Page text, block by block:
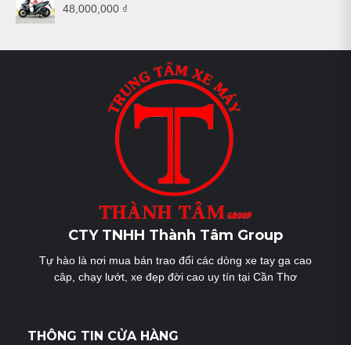
48,000,000 ₫
CTY TNHH Thành Tâm Group
Tự hào là nơi mua bán trao đổi các dòng xe tay ga cao
câp, chạy lướt, xe đẹp đời cao uy tín tại Cần Thơ
THÔNG TIN CỬA HÀNG